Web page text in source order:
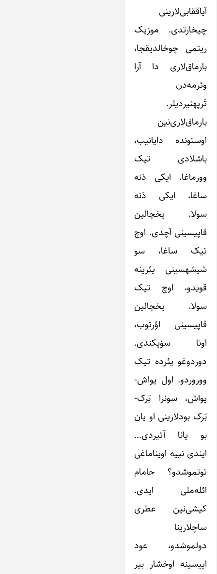
آیاققابی‌لارینی
چیخارتدی. موزیک
ریتمی چوخالدیقجا،
بارماق‌لاری دا آرا
وئرمه‌دن
تَرپهنیردیلر.
بارماق‌لاری‌نین
اوستونده دایانیب،
باشلادی تیک
وورماغا. ایکی دَنه
ساغا، ایکی دَنه
سولا. یخچالین
قاپیسینی آچدی. اوچ
تیک ساغا، سو
شیشهسینی یئرینه
قویدو، اوچ تیک
سولا. یخچالین
قاپیسینی اؤرتوب،
اونا سؤیکندی.
دوردوغو یئرده تیک
ووروردو. اول یواش-
یواش، سونرا بَرک-
بَرک بودلارینی او یان
بو یانا آتیردی…
ایندی نییه اویناماغی
توتموشدو؟ حامام
ائله‌ملی ایدی.
کیشی‌نین عطری
ساچلارینا
دولموشدو، عود
اییسینه اوخشار بیر